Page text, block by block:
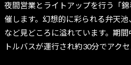
夜間営業とライトアップを行う「
催します。幻想的に彩られる弁天
など見どころに溢れています。期
トルバスが運行され約30分でアクセ